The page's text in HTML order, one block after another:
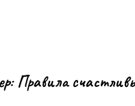
Правила